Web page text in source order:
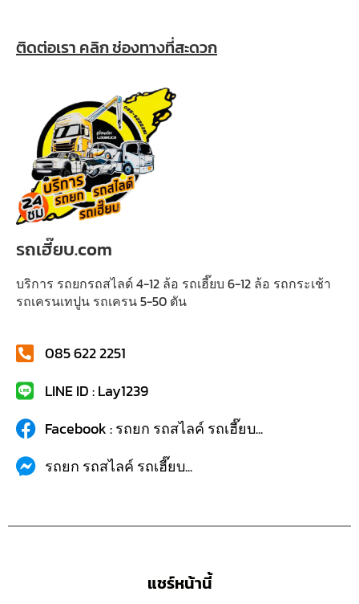
ติดต่อเรา คลิก ช่องทางที่สะดวก
รถเฮี๊ยบ.com
บริการ รถยกรถสไลด์ 4-12 ล้อ รถเฮี๊ยบ 6-12 ล้อ รถกระเช้า
รถเครนเทปูน รถเครน 5-50 ตัน
085 622 2251
LINE ID : Lay1239
Facebook : รถยก รถสไลค์ รถเฮี๊ยบ...
รถยก รถสไลค์ รถเฮี๊ยบ...
แชร์หน้านี้